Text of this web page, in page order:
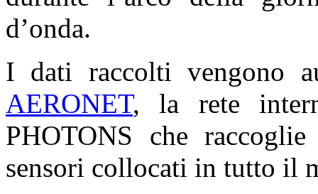
d’onda.
I dati raccolti vengono
AERONET, la rete
PHOTONS che
sensori collocati in tutto il